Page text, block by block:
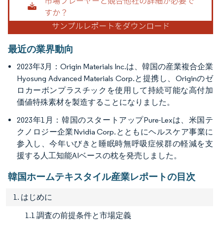
最近の業界動向
2023年3月：Origin Materials Inc.は、韓国の産業複合企業
Hyosung Advanced Materials Corp.と提携し、Originのゼ
ロカーボンプラスチックを使用して持続可能な高付加
価値特殊素材を製造することになりました。
2023年1月：韓国のスタートアップPure-Lexは、米国テ
クノロジー企業Nvidia Corp.とともにヘルスケア事業に
参入し、今年いびきと睡眠時無呼吸症候群の軽減を支
援する人工知能AIベースの枕を発売しました。
韓国ホームテキスタイル産業レポートの目次
1. はじめに
1.1 調査の前提条件と市場定義